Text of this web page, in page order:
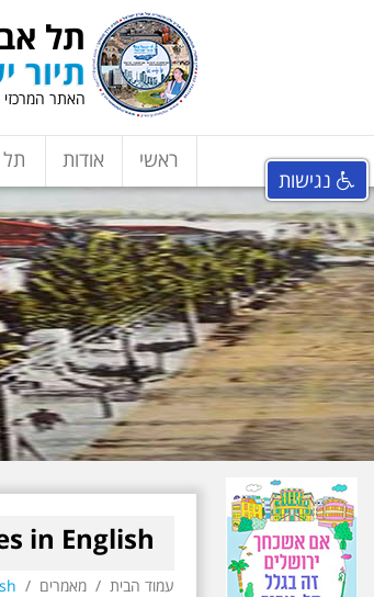
תל
תיור
האתר המרכזי
ראשי אודות תל
in English
עמוד הבית / מאמרים /
נגישות